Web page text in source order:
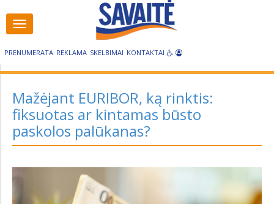
PRENUMERATA REKLAMA SKELBIMAI KONTAKTAI
Visos
kategorijos
Mažėjant EURIBOR, ką rinktis:
fiksuotas ar kintamas būsto
paskolos palūkanas?
Visos
kategorijos